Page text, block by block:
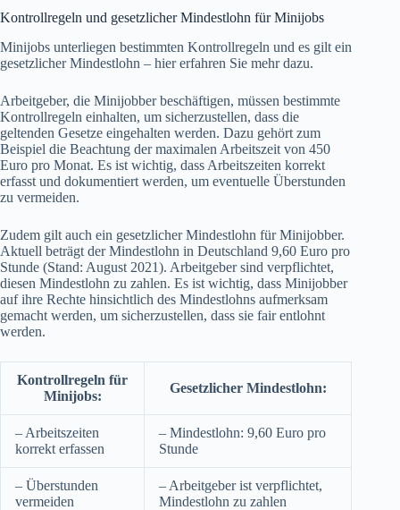
Kontrollregeln und gesetzlicher Mindestlohn für Minijobs
Minijobs unterliegen bestimmten Kontrollregeln und es gilt ein
gesetzlicher Mindestlohn – hier erfahren Sie mehr dazu.
Arbeitgeber, die Minijobber beschäftigen, müssen bestimmte
Kontrollregeln einhalten, um sicherzustellen, dass die
geltenden Gesetze eingehalten werden. Dazu gehört zum
Beispiel die Beachtung der maximalen Arbeitszeit von 450
Euro pro Monat. Es ist wichtig, dass Arbeitszeiten korrekt
erfasst und dokumentiert werden, um eventuelle Überstunden
zu vermeiden.
Zudem gilt auch ein gesetzlicher Mindestlohn für Minijobber.
Aktuell beträgt der Mindestlohn in Deutschland 9,60 Euro pro
Stunde (Stand: August 2021). Arbeitgeber sind verpflichtet,
diesen Mindestlohn zu zahlen. Es ist wichtig, dass Minijobber
auf ihre Rechte hinsichtlich des Mindestlohns aufmerksam
gemacht werden, um sicherzustellen, dass sie fair entlohnt
werden.
Kontrollregeln für
Minijobs:
Gesetzlicher Mindestlohn:
– Arbeitszeiten
korrekt erfassen
– Mindestlohn: 9,60 Euro pro
Stunde
– Überstunden
vermeiden
– Arbeitgeber ist verpflichtet,
Mindestlohn zu zahlen